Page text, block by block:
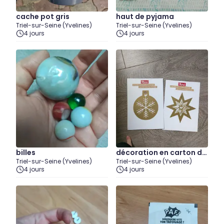
cache pot gris
Triel-sur-Seine (Yvelines)
4 jours
haut de pyjama
Triel-sur-Seine (Yvelines)
4 jours
billes
Triel-sur-Seine (Yvelines)
4 jours
décoration en carton do
ré
Triel-sur-Seine (Yvelines)
4 jours